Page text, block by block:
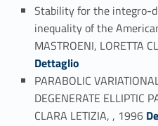
Stability for the integro-
inequality of the
MASTROENI, LORETTA
Dettaglio
PARABOLIC
DEGENERATE ELLIPTIC
CLARA LETIZIA, , 1996 Link identifier #identifier_person_15454-51